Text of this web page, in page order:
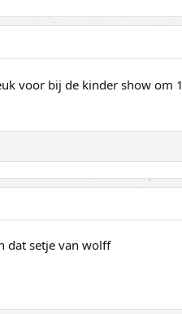
voor bij de kinder show om
dat setje van wolff